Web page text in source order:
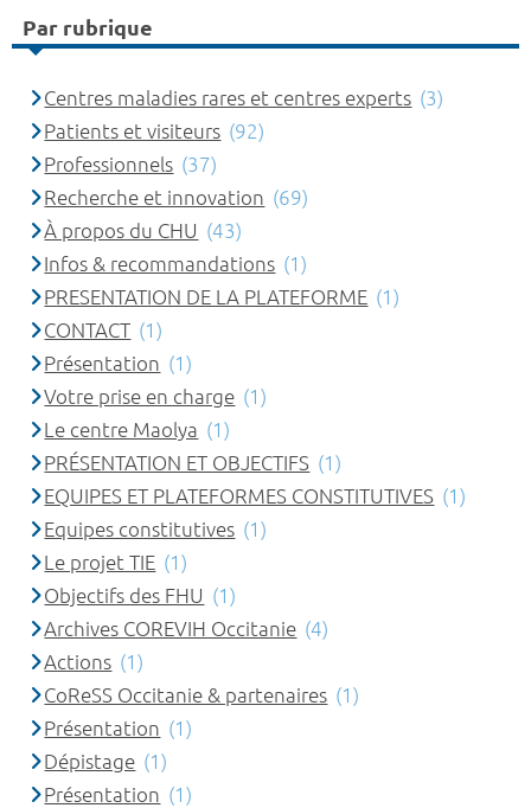
Par rubrique
Centres maladies rares et centres experts (3)
Patients et visiteurs (92)
Professionnels (37)
Recherche et innovation (69)
À propos du CHU (43)
Infos & recommandations (1)
PRESENTATION DE LA PLATEFORME (1)
CONTACT (1)
Présentation (1)
Votre prise en charge (1)
Le centre Maolya (1)
PRÉSENTATION ET OBJECTIFS (1)
EQUIPES ET PLATEFORMES CONSTITUTIVES (1)
Equipes constitutives (1)
Le projet TIE (1)
Objectifs des FHU (1)
Archives COREVIH Occitanie (4)
Actions (1)
CoReSS Occitanie & partenaires (1)
Présentation (1)
Dépistage (1)
Présentation (1)